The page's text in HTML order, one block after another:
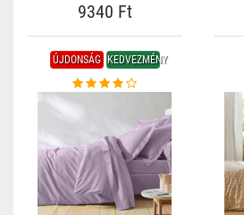
9340 Ft
ÚJDONSÁG KEDVEZMÉNY